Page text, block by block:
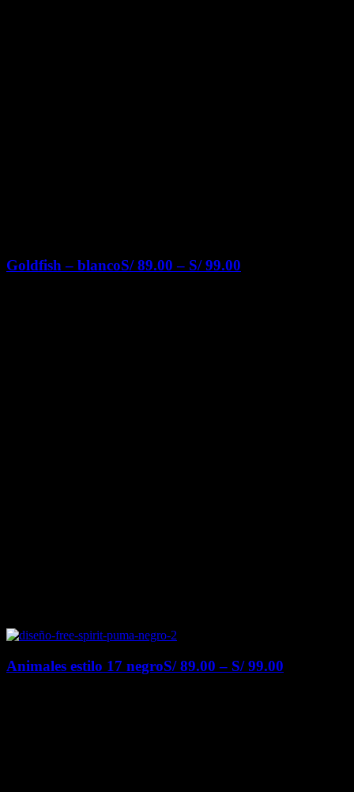
Goldfish – blancoS/89.00 – S/99.00
Animales estilo 17 negroS/89.00 – S/99.00